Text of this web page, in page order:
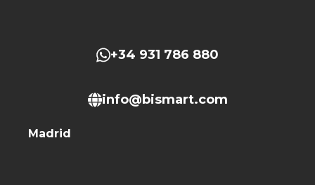
+34 931 786 880
info@bismart.com
Madrid